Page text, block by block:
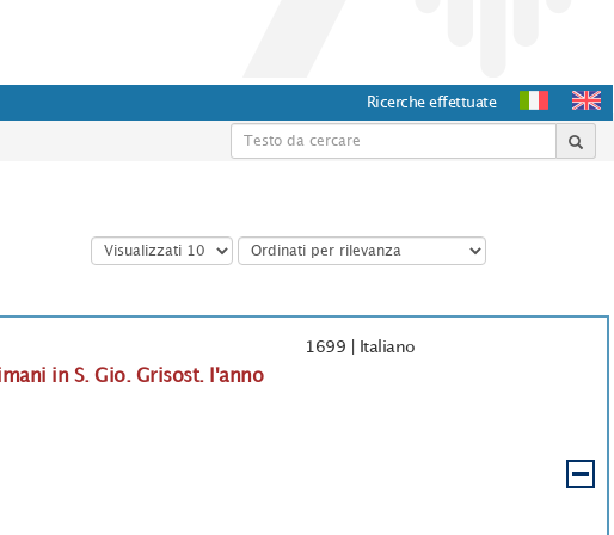
Ricerche effettuate
in S. Gio. Grisost. l'anno
1699 Italiano